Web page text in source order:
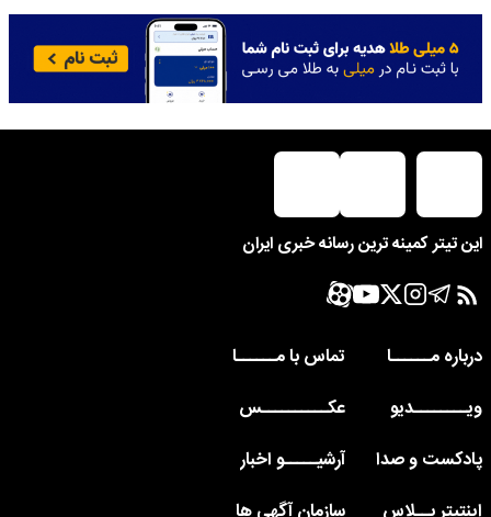
این تیتر کمینه ترین رسانه خبری ایران
درباره مــــــا
تماس با مــــــا
ویــــــــدیو
عکــــــــــس
پادکست و صدا
آرشیـــــو اخبار